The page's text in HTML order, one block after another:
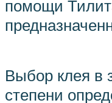
помощи
Выбор клея в
степени